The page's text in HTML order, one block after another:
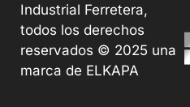
Industrial Ferretera,
todos los derechos
reservados © 2025 una
marca de ELKAPA